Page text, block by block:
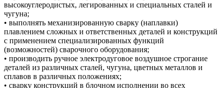
высокоуглеродистых, легированных и специальных сталей и
чугуна;
• выполнять механизированную сварку (наплавки)
плавлением сложных и ответственных деталей и конструкций
с применением специализированных функций
(возможностей) сварочного оборудования;
• производить ручное электродуговое воздушное строгание
деталей из различных сталей, чугуна, цветных металлов и
сплавов в различных положениях;
• сварку конструкций в блочном исполнении во всех